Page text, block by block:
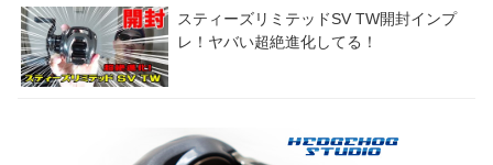
スティーズリミテッドSV TW開封インプ
レ！ヤバい超絶進化してる！